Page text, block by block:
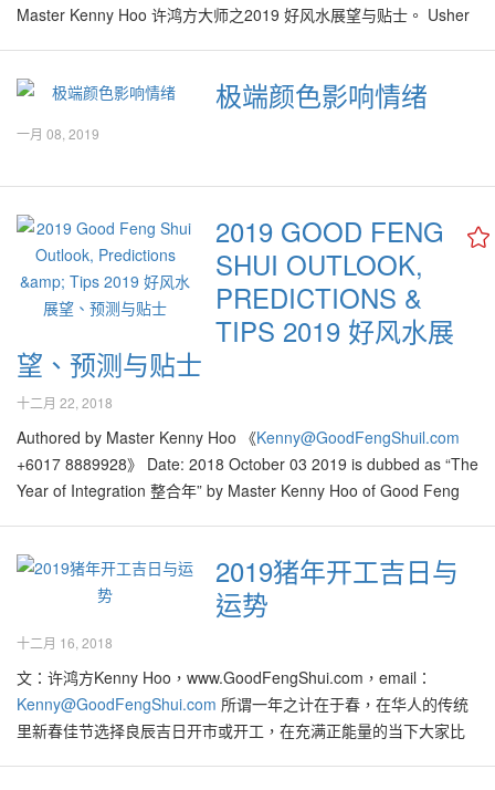
Master Kenny Hoo 许鸿方大师之2019 好风水展望与贴士。 Usher
#2019GoldenBowls #DuluxGoldenBowls #GoodFengShui
#CremeBrulee #AmberTones #琥珀色
极端颜色影响情绪
一月 08, 2019
2019 GOOD FENG
SHUI OUTLOOK,
PREDICTIONS &
TIPS 2019 好风水展
望、预测与贴士
十二月 22, 2018
Authored by Master Kenny Hoo 《Kenny@GoodFengShuil.com
+6017 8889928》 Date: 2018 October 03 2019 is dubbed as “The
Year of Integration 整合年” by Master Kenny Hoo of Good Feng
2019猪年开工吉日与
运势
十二月 16, 2018
文：许鸿方Kenny Hoo，www.GoodFengShui.com，email：
Kenny@GoodFengShui.com 所谓一年之计在于春，在华人的传统
里新春佳节选择良辰吉日开市或开工，在充满正能量的当下大家比